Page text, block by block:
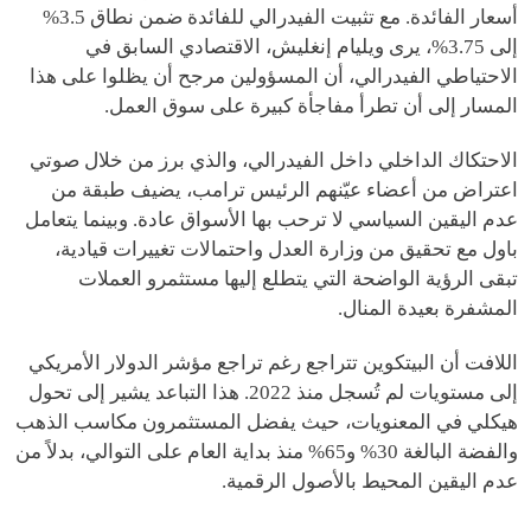
أسعار الفائدة. مع تثبيت الفيدرالي للفائدة ضمن نطاق 3.5%
إلى 3.75%، يرى ويليام إنغليش، الاقتصادي السابق في
الاحتياطي الفيدرالي، أن المسؤولين مرجح أن يظلوا على هذا
المسار إلى أن تطرأ مفاجأة كبيرة على سوق العمل.
الاحتكاك الداخلي داخل الفيدرالي، والذي برز من خلال صوتي
اعتراض من أعضاء عيّنهم الرئيس ترامب، يضيف طبقة من
عدم اليقين السياسي لا ترحب بها الأسواق عادة. وبينما يتعامل
باول مع تحقيق من وزارة العدل واحتمالات تغييرات قيادية،
تبقى الرؤية الواضحة التي يتطلع إليها مستثمرو العملات
المشفرة بعيدة المنال.
اللافت أن البيتكوين تتراجع رغم تراجع مؤشر الدولار الأمريكي
إلى مستويات لم تُسجل منذ 2022. هذا التباعد يشير إلى تحول
هيكلي في المعنويات، حيث يفضل المستثمرون مكاسب الذهب
والفضة البالغة 30% و65% منذ بداية العام على التوالي، بدلاً من
عدم اليقين المحيط بالأصول الرقمية.